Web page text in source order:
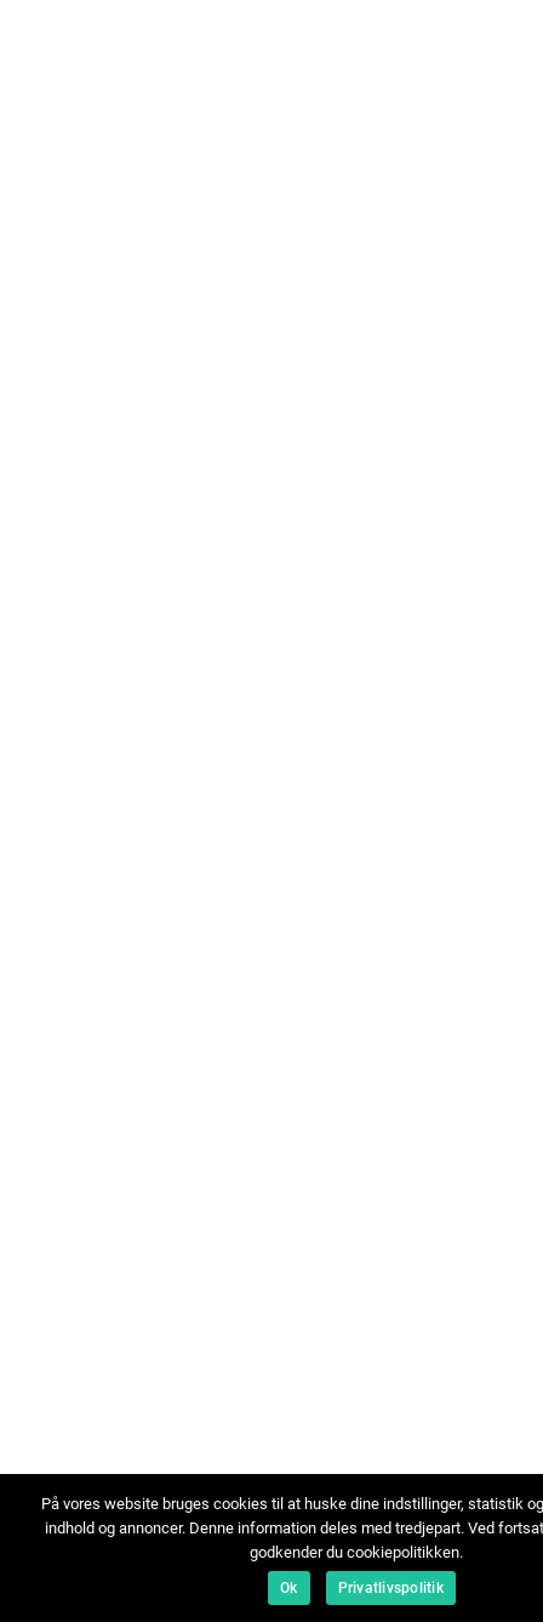
På vores website bruges cookies til at huske dine indstillinger, statistik
indhold og annoncer. Denne information deles med tredjepart. Ved
godkender du cookiepolitikken.
Ok Privatlivspolitik